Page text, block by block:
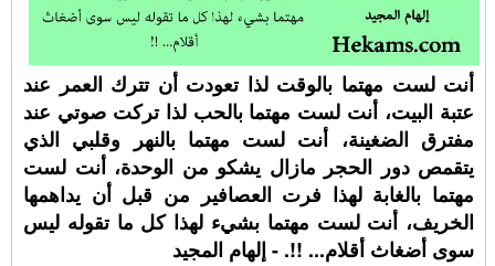
أنت لست مهتما بالوقت لذا تعودت أن تترك العمر عند
عتبة البيت، أنت لست مهتما بالحب لذا تركت صوتي عند
مفترق الضغينة، أنت لست مهتما بالنهر وقلبي الذي
يتقمص دور الحجر مازال يشكو من الوحدة، أنت لست
مهتما بالغابة لهذا فرت العصافير من قبل أن يداهمها
الخريف، أنت لست مهتما بشيء لهذا كل ما تقوله ليس
سوى أضغاث أقلام... !!. - إلهام المجيد